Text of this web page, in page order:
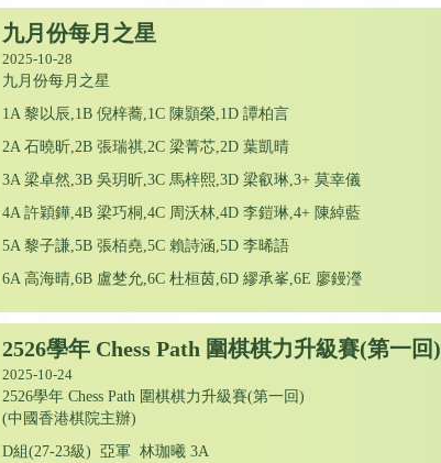
九月份每月之星
2025-10-28
九月份每月之星
1A 黎以辰,1B 倪梓蕎,1C 陳顥榮,1D 譚柏言
2A 石曉昕,2B 張瑞祺,2C 梁菁芯,2D 葉凱晴
3A 梁卓然,3B 吳玥昕,3C 馬梓熙,3D 梁叡琳,3+ 莫幸儀
4A 許穎鏵,4B 梁巧桐,4C 周沃林,4D 李鎧琳,4+ 陳綽藍
5A 黎子謙,5B 張栢堯,5C 賴詩涵,5D 李晞語
6A 高海晴,6B 盧椘允,6C 杜桓茵,6D 繆承峯,6E 廖鏝瀅
2526學年 Chess Path 圍棋棋力升級賽(第一回)
2025-10-24
2526學年 Chess Path 圍棋棋力升級賽(第一回)
(中國香港棋院主辦)
D組(27-23級) 亞軍 林珈曦 3A